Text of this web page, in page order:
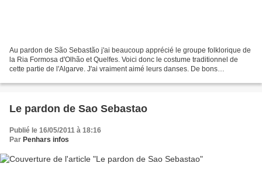
Au pardon de São Sebastão j'ai beaucoup apprécié le groupe folklorique de
la Ria Formosa d'Olhão et Quelfes. Voici donc le costume traditionnel de
cette partie de l'Algarve. J'ai vraiment aimé leurs danses. De bons
Le pardon de Sao Sebastao
Publié le 16/05/2011 à 18:16
Par Penhars infos